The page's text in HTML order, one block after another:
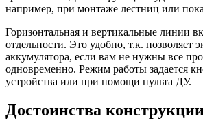
например, при монтаже лестниц или
Горизонтальная и вертикальные линии
отдельности. Это удобно, т.к. позволяет
аккумулятора, если вам не нужны все
одновременно. Режим работы задается
устройства или при помощи пульта ДУ.
Достоинства